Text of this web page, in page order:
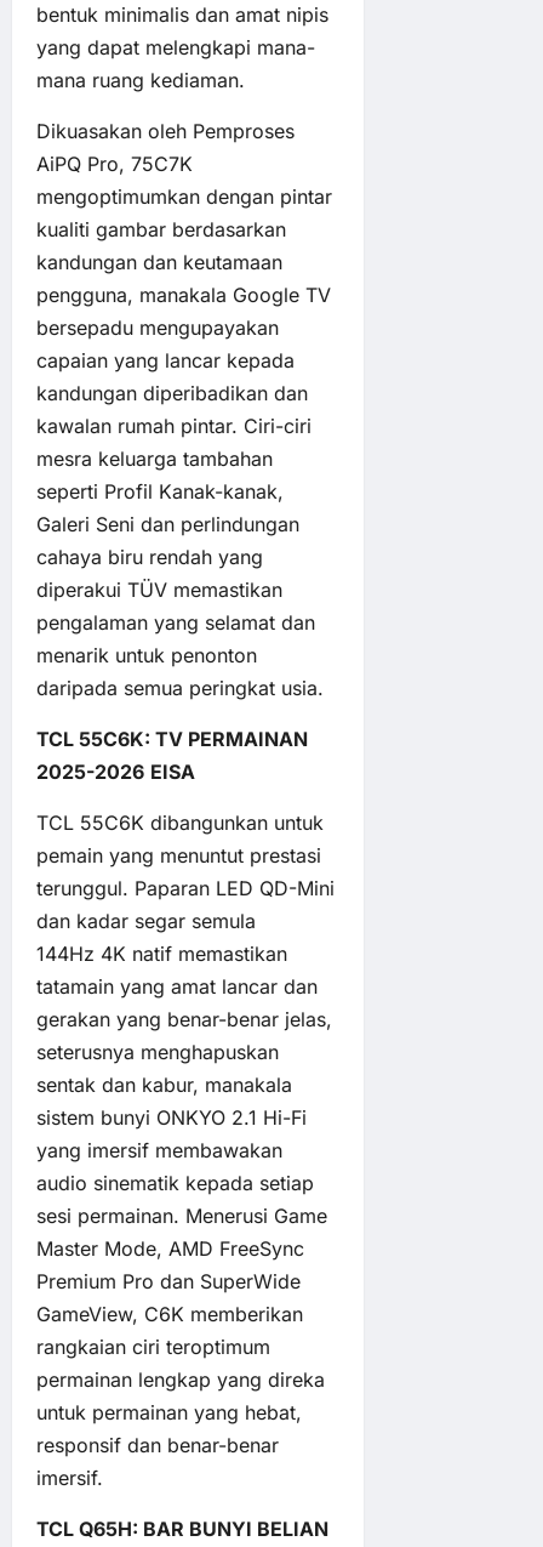
bentuk minimalis dan amat nipis
yang dapat melengkapi mana-
mana ruang kediaman.
Dikuasakan oleh Pemproses
AiPQ Pro, 75C7K
mengoptimumkan dengan pintar
kualiti gambar berdasarkan
kandungan dan keutamaan
pengguna, manakala Google TV
bersepadu mengupayakan
capaian yang lancar kepada
kandungan diperibadikan dan
kawalan rumah pintar. Ciri-ciri
mesra keluarga tambahan
seperti Profil Kanak-kanak,
Galeri Seni dan perlindungan
cahaya biru rendah yang
diperakui TÜV memastikan
pengalaman yang selamat dan
menarik untuk penonton
daripada semua peringkat usia.
TCL 55C6K: TV PERMAINAN
2025-2026 EISA
TCL 55C6K dibangunkan untuk
pemain yang menuntut prestasi
terunggul. Paparan LED QD-Mini
dan kadar segar semula
144Hz 4K natif memastikan
tatamain yang amat lancar dan
gerakan yang benar-benar jelas,
seterusnya menghapuskan
sentak dan kabur, manakala
sistem bunyi ONKYO 2.1 Hi-Fi
yang imersif membawakan
audio sinematik kepada setiap
sesi permainan. Menerusi Game
Master Mode, AMD FreeSync
Premium Pro dan SuperWide
GameView, C6K memberikan
rangkaian ciri teroptimum
permainan lengkap yang direka
untuk permainan yang hebat,
responsif dan benar-benar
imersif.
TCL Q65H: BAR BUNYI BELIAN